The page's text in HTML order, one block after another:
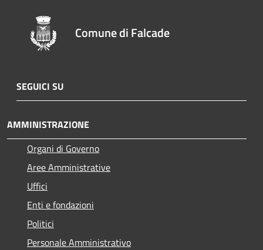
Comune di Falcade
SEGUICI SU
AMMINISTRAZIONE
Organi di Governo
Aree Amministrative
Uffici
Enti e fondazioni
Politici
Personale Amministrativo